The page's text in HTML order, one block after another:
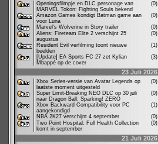
Openingsfilmpje en DLC personage van
MARVEL Tokon: Fighting Souls bekend
(0)
Amazon Games kondigt Batman game aan
voor Luna
(0)
Marvel's Wolverine in Story trailer
(0)
Aliens: Fireteam Elite 2 verschijnt 25
augustus
(0)
Resident Evil verfilming toont nieuwe
beelden
(1)
[Update] EA Sports FC 27 zet Kylian
Mbappé op de cover
(3)
23 Juli 2026
Xbox Series-versie van Avatar Legends op
laatste moment uitgesteld
(0)
Super Limit-Breaking NEO DLC op 30 juli
naar Dragon Ball: Sparking! ZERO
(0)
Xbox Backward Compatibility voor PC
aangekondigd
(1)
NBA 2K27 verschijnt 4 september
(0)
Two Point Hospital: Full Health Collection
komt in september
(0)
21 Juli 2026